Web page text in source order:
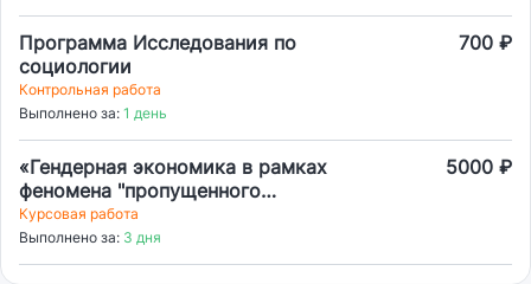
Программа Исследования по
социологии
700 ₽
Контрольная работа
Выполнено за: 1 день
«Гендерная экономика в рамках
феномена "пропущенного
поколения" в Южной Корее»
5000 ₽
Курсовая работа
Выполнено за: 3 дня